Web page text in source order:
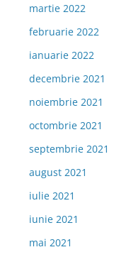
martie 2022
februarie 2022
ianuarie 2022
decembrie 2021
noiembrie 2021
octombrie 2021
septembrie 2021
august 2021
iulie 2021
iunie 2021
mai 2021